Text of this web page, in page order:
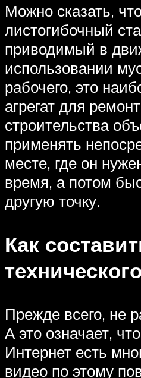
Можно сказать,
листогибочный
приводимый в
использовании
рабочего, это
агрегат для
строительства
применять
месте, где он
время, а потом
другую точку.
Как
Прежде всего, не
А это означает,
Интернет есть
видео по этому